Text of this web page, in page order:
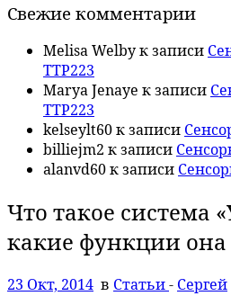
Свежие комментарии
Melisa Welbyк записи
TTP223
Marya Jenaye к записи
TTP223
kelseylt60к записи
billiejm2 к записи
alanvd60к записи
Что такое система
какие функции она
23 Окт, 2014 в Статьи- Сергей